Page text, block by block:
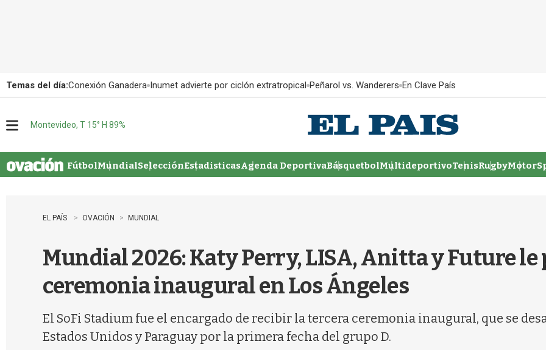
Temas del día:Conexión Ganadera Inumet advierte por ciclón extratropical Peñarol vs. Wanderers En Clave País
u
Montevideo, T 15° H 89%
FútbolMundialSelecciónEstadisticasAgenda DeportivaBásquetbolMultideportivoTenisRugby
EL PAÍS OVACIÓN MUNDIAL
Mundial 2026: Katy Perry, LISA, Anitta y Future
ceremonia inaugural en Los Ángeles
El SoFi Stadium fue el encargado de recibir la tercera ceremonia inaugural, que se
Estados Unidos y Paraguay por la primera fecha del grupo D.